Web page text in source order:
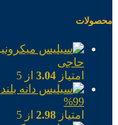
محصولات
حاجی
امتیاز 3.04 از 5
99%
امتیاز 2.98 از 5